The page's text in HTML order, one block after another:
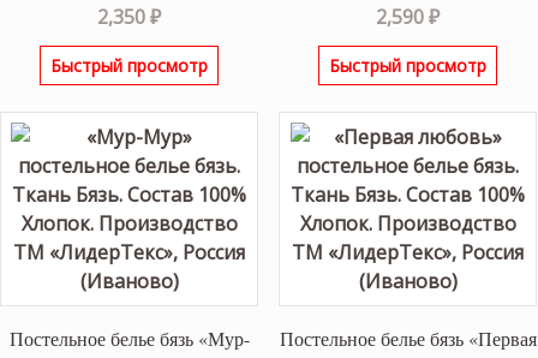
2,350₽
Быстрый просмотр
2,590₽
Быстрый просмотр
Постельное белье бязь «Мур-
Постельное белье бязь «Первая